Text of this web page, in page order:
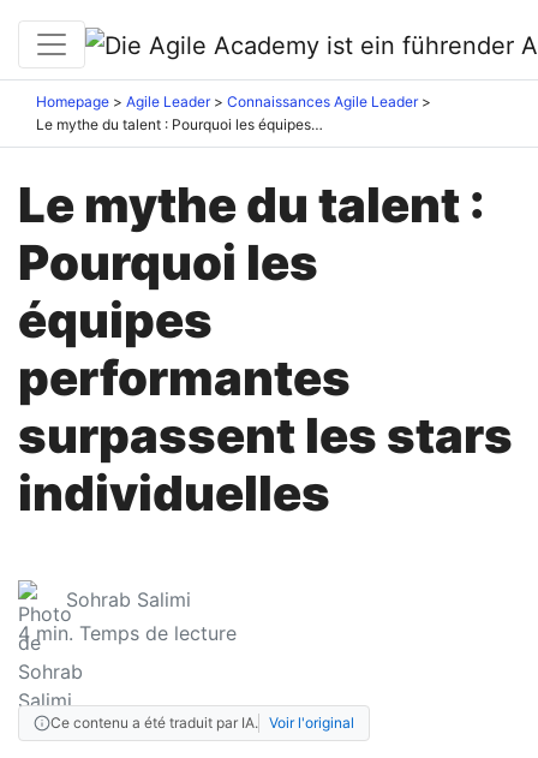
Homepage Agile Leader
Connaissances Agile Leader
Le mythe du talent : Pourquoi les équipes performantes surpassent les stars individuelles
Le mythe du talent :
Pourquoi les
équipes
performantes
surpassent les stars
individuelles
Sohrab Salimi
4min. Temps de lecture
Ce contenu a été traduit par IA. Voir l'original